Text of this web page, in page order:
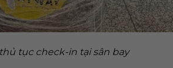
tục check-in tại sân bay